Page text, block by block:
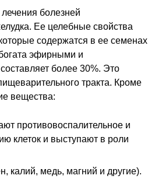
болезней
Ее целебные свойства
содержатся в ее семенах
эфирными и
более 30%. Это
тракта. Кроме
вещества:
противовоспалительное и
клеток и выступают в роли
калий, медь, магний и другие).